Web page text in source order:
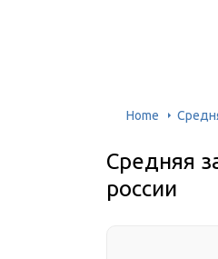
Home
Средняя
россии